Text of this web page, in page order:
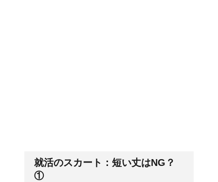
産婦人科での検診、膣に
就活のスカート：短い丈はNG？
①